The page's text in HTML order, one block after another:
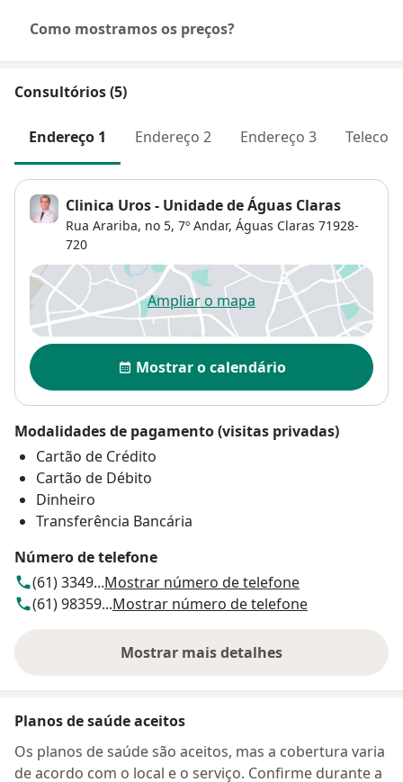
Como mostramos os preços?
Consultórios (5)
Endereço 1 Endereço 2 Endereço 3
Clinica Uros - Unidade de Águas Claras
Rua Arariba, no 5, 7º Andar, Águas Claras 71928-
720
Ampliar o mapaabre num novo separador
Disponibilidade
Mostrar o calendário
Modalidades de pagamento (visitas privadas)
Cartão de Crédito
Cartão de Débito
Dinheiro
Transferência Bancária
Número de telefone
(61) 3349...Mostrar número de telefone
(61) 98359...Mostrar número de telefone
Mostrar mais detalhes
sobre o endereço
Planos de saúde aceitos
Os planos de saúde são aceitos, mas a cobertura varia
de acordo com o local e o serviço. Confirme durante a